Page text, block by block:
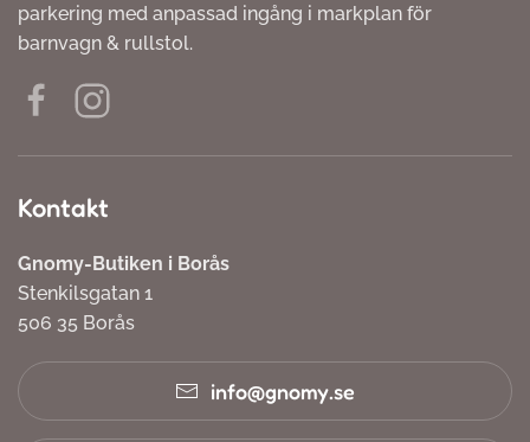
parkering med anpassad ingång i markplan för
barnvagn & rullstol.
Kontakt
Gnomy-Butiken i Borås
Stenkilsgatan 1
506 35 Borås
info@gnomy.se